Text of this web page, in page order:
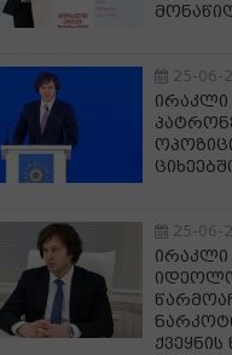
25-06-
ირაკლი
25-06-
ირაკლი